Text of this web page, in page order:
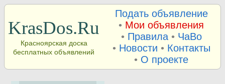
KrasDos.Ru
Красноярская доска
бесплатных объявлений
Подать объявление
• Мои объявления
• Правила• ЧаВо
• Новости • Контакты
• О проекте